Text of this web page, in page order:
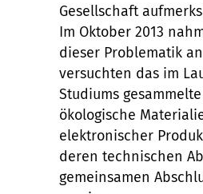
Gesellschaft
Im Oktober 2013
dieser Problematik
versuchten das im
Studiums
ökologische
elektronischer
deren technischen
gemeinsamen